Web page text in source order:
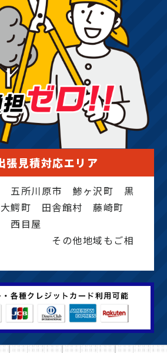
張見積対応エリア
五所川原市 鯵ヶ沢町 黒
鰐町 田舎館村 藤崎町
西目屋
地域もご相